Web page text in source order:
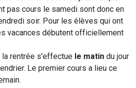
pas cours le samedi sont donc en
soir. Pour les élèves qui ont
vacances débutent officiellement
la rentrée s'effectue le matin du jour
Le premier cours a lieu ce